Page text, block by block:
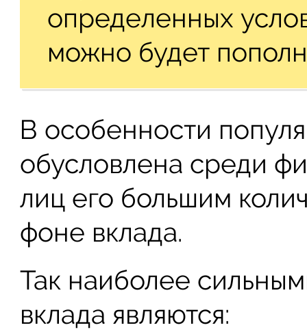
определенных
можно будет
В особенности
обусловлена среди
лиц его большим
фоне вклада.
Так наиболее
вклада являются: